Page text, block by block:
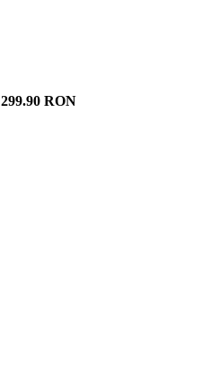
299.90 RON